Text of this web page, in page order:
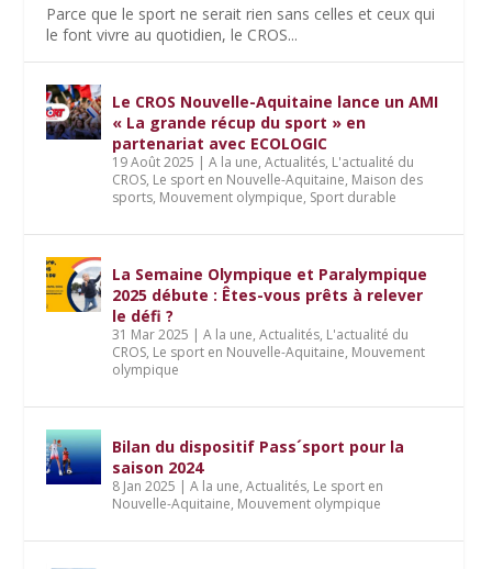
Parce que le sport ne serait rien sans celles et ceux qui
le font vivre au quotidien, le CROS...
Le CROS Nouvelle-Aquitaine lance un AMI
« La grande récup du sport » en
partenariat avec ECOLOGIC
19 Août 2025 |A la une,Actualités, L'actualité du
CROS, Le sport en Nouvelle-Aquitaine, Maison des
sports, Mouvement olympique, Sport durable
La Semaine Olympique et Paralympique
2025 débute : Êtes-vous prêts à relever
le défi ?
31 Mar 2025 |A la une,Actualités, L'actualité du
CROS, Le sport en Nouvelle-Aquitaine, Mouvement
olympique
Bilan du dispositif Pass´sport pour la
saison 2024
8 Jan 2025 |A la une,Actualités, Le sport en
Nouvelle-Aquitaine, Mouvement olympique